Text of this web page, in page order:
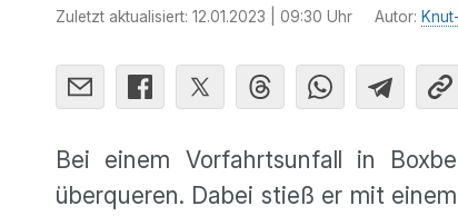
Zuletzt aktualisiert: 12.01.2023 | 09:30 Uhr Autor:
Bei einem Vorfahrtsunfall in
überqueren. Dabei stieß er mit